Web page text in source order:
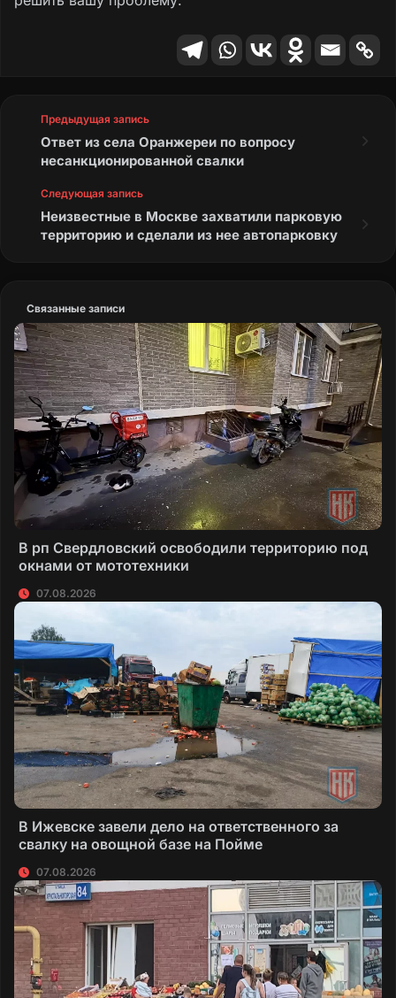
Екатеринбургской городской Думы от
покрытия, в адрес ответственных
организаций направлены акты,
указывающие на необходимость
Дополнительно сообщаем, чтопо
состоянию на 23.04.2024 ветки вывезены,
Предыдущая запись
Ответ из села Оранжереи по вопросу
несанкционированной свалки
Следующая запись
Неизвестные в Москве захватили парковую
территорию и сделали из нее автопарковку
Связанные записи
В рп Свердловский освободили территорию под
окнами от мототехники
07.08.2026
В Ижевске завели дело на ответственного за
свалку на овощной базе на Пойме
07.08.2026